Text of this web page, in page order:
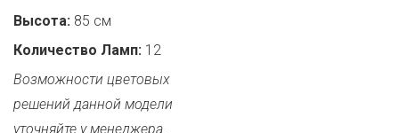
Высота: 85 см
Количество Ламп: 12
Возможности цветовых
решений данной модели
уточняйте у менеджера.